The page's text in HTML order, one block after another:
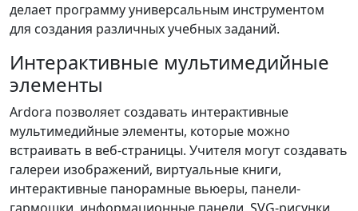
делает программу универсальным инструментом
для создания различных учебных заданий.
Интерактивные мультимедийные
элементы
Ardora позволяет создавать интерактивные
мультимедийные элементы, которые можно
встраивать в веб-страницы. Учителя могут создавать
галереи изображений, виртуальные книги,
интерактивные панорамные вьюеры, панели-